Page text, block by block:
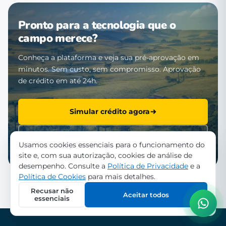
Pronto para a tecnologia que o
campo merece?
Conheça a plataforma e veja sua pré-aprovação em
minutos. Sem custo, sem compromisso. Aprovação
de crédito em até 24h.
Simular crédito agora
Usamos cookies essenciais para o funcionamento do
site e, com sua autorização, cookies de análise de
desempenho. Consulte a Política de Privacidade e a
Política de Cookies para mais detalhes.
Recusar não
essenciais
Aceitar todos